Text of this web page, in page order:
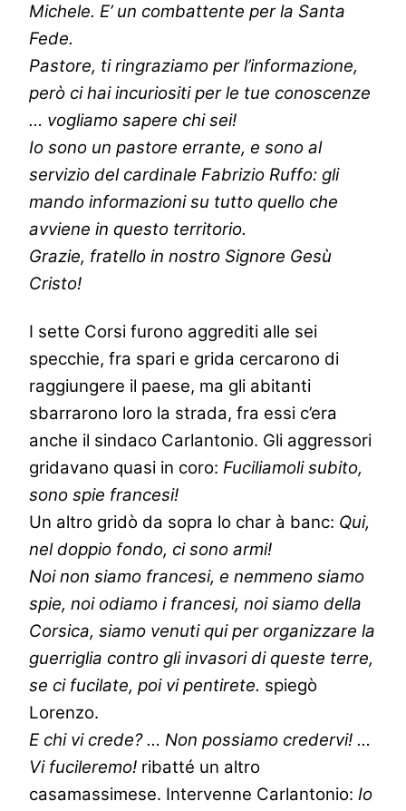
Michele. E’ un combattente per la Santa
Fede.
Pastore, ti ringraziamo per l’informazione,
però ci hai incuriositi per le tue conoscenze
… vogliamo sapere chi sei!
Io sono un pastore errante, e sono al
servizio del cardinale Fabrizio Ruffo: gli
mando informazioni su tutto quello che
avviene in questo territorio.
Grazie, fratello in nostro Signore Gesù
Cristo!
I sette Corsi furono aggrediti alle sei
specchie, fra spari e grida cercarono di
raggiungere il paese, ma gli abitanti
sbarrarono loro la strada, fra essi c’era
anche il sindaco Carlantonio. Gli aggressori
gridavano quasi in coro: Fuciliamoli subito,
sono spie francesi!
Un altro gridò da sopra lo char à banc: Qui,
nel doppio fondo, ci sono armi!
Noi non siamo francesi, e nemmeno siamo
spie, noi odiamo i francesi, noi siamo della
Corsica, siamo venuti qui per organizzare la
guerriglia contro gli invasori di queste terre,
se ci fucilate, poi vi pentirete. spiegò
Lorenzo.
E chi vi crede? … Non possiamo credervi! …
Vi fucileremo! ribatté un altro
casamassimese. Intervenne Carlantonio: Io